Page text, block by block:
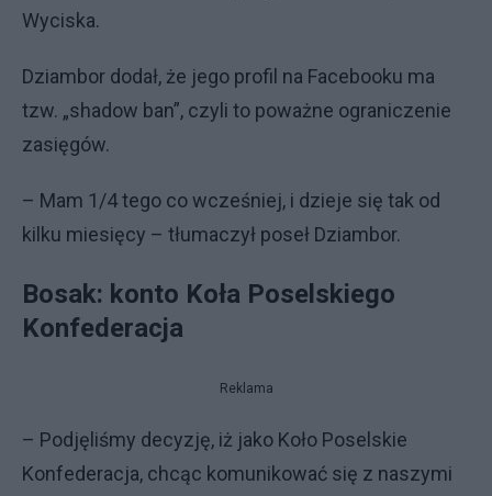
Wyciska.
Dziambor dodał, że jego profil na Facebooku ma
tzw. „shadow ban”, czyli to poważne ograniczenie
zasięgów.
– Mam 1/4 tego co wcześniej, i dzieje się tak od
kilku miesięcy – tłumaczył poseł Dziambor.
Bosak: konto Koła Poselskiego
Konfederacja
Reklama
– Podjęliśmy decyzję, iż jako Koło Poselskie
Konfederacja, chcąc komunikować się z naszymi